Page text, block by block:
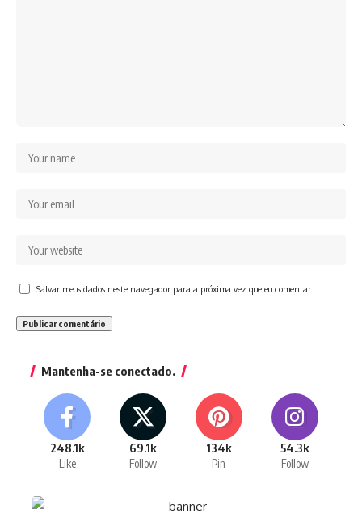
Salvar meus dados neste navegador para a próxima vez que eu comentar.
Mantenha-se conectado.
248.1k
Like
69.1k
Follow
134k
Pin
54.3k
Follow